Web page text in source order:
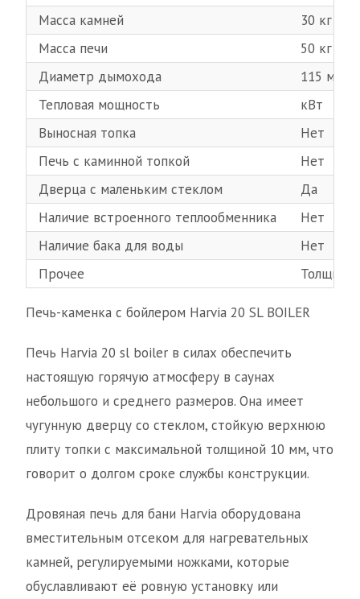
Масса камней
30 кг
Масса печи
50 кг
Диаметр дымохода
115 мм
Тепловая мощность
кВт
Выносная топка
Нет
Печь с каминной топкой
Нет
Дверца с маленьким стеклом
Да
Наличие встроенного теплообменника
Нет
Наличие бака для воды
Нет
Прочее
Толщина
Печь-каменка с бойлером Harvia 20 SL BOILER
Печь Harvia 20 sl boiler в силах обеспечить
настоящую горячую атмосферу в саунах
небольшого и среднего размеров. Она имеет
чугунную дверцу со стеклом, стойкую верхнюю
плиту топки с максимальной толщиной 10 мм, что
говорит о долгом сроке службы конструкции.
Дровяная печь для бани Harvia оборудована
вместительным отсеком для нагревательных
камней, регулируемыми ножками, которые
обуславливают её ровную установку или